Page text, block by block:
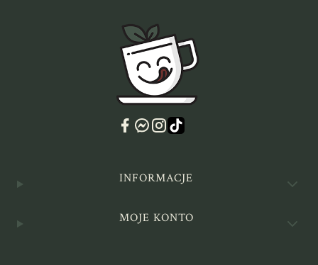
Linki w stopceINFORMACJE
MOJE KONTO